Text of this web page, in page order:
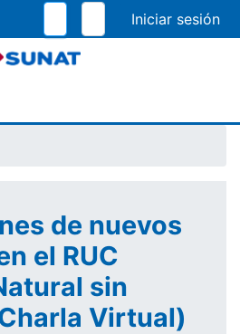
al
contenido
de nuevos
el RUC
sin
Virtual)